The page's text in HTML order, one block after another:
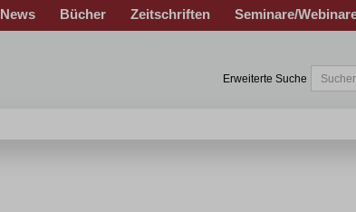
News Bücher Zeitschriften Seminare/
Erweiterte Suche